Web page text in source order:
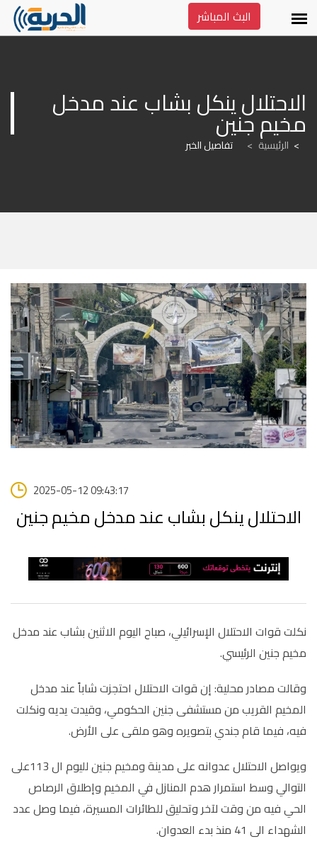
البث المباشر
مخيم جنين
الرئيسية > تفاصيل الخبر
2025-05-12 09:43:17
الاحتلال ينكل بشاب عند مدخل مخيم جنين
نكلت قوات الاحتلال الإسرائيلي، صباح اليوم الاثنين بشاب عند مدخل
مخيم جنين الرئيسي.
وقالت مصادر محلية: إن قوات الاحتلال احتجزت شاباً عند مدخل
المخيم القريب من مستشفى جنين الحكومي، وقيدت يديه ونكلت
فيه، فيما قام جندي بتصويره وهو ملقى على الأرض.
ويواصل الاحتلال عدوانه على مدينة ومخيم جنين لليوم ال 113على
التوالي وسط استمرار هدم المنازل في المخيم وإطلاق الرصاص
الحي فيه من وقت لآخر وتحليق للطائرات المسيرة، فيما وصل عدد
الشهداء الى 41 منذ بدء العدوان.